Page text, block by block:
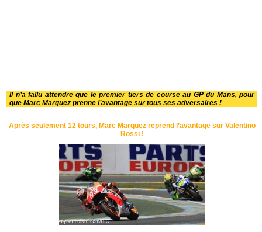
Il n’a fallu attendre que le premier tiers de course au GP du Mans, pour
que Marc Marquez prenne l’avantage sur tous ses adversaires !
Après seulement 12 tours, Marc Marquez reprend l’avantage sur Valentino
Rossi !